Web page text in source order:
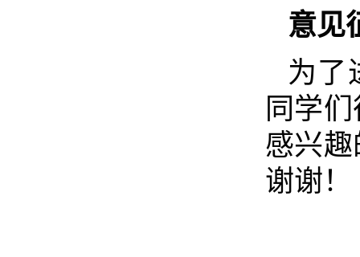
意见
为了
同学
感兴
谢谢！